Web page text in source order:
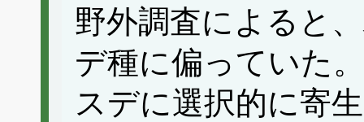
野外調査によると
デ種に偏っていた
スデに選択的に寄